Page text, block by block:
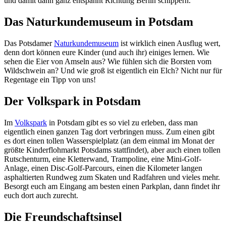
Das Naturkundemuseum in Potsdam
Das PotsdamerNaturkundemuseum ist wirklich einen Ausflug wert,
denn dort können eure Kinder (und auch ihr) einiges lernen. Wie
sehen die Eier von Amseln aus? Wie fühlen sich die Borsten vom
Wildschwein an? Und wie groß ist eigentlich ein Elch? Nicht nur für
Regentage ein Tipp von uns!
Der Volkspark in Potsdam
Im Volkspark in Potsdam gibt es so viel zu erleben, dass man
eigentlich einen ganzen Tag dort verbringen muss. Zum einen gibt
es dort einen tollen Wasserspielplatz (an dem einmal im Monat der
größte Kinderflohmarkt Potsdams stattfindet), aber auch einen tollen
Rutschenturm, eine Kletterwand, Trampoline, eine Mini-Golf-
Anlage, einen Disc-Golf-Parcours, einen die Kilometer langen
asphaltierten Rundweg zum Skaten und Radfahren und vieles mehr.
Besorgt euch am Eingang am besten einen Parkplan, dann findet ihr
euch dort auch zurecht.
Die Freundschaftsinsel